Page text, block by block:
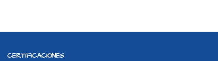
CERTIFICACIONES